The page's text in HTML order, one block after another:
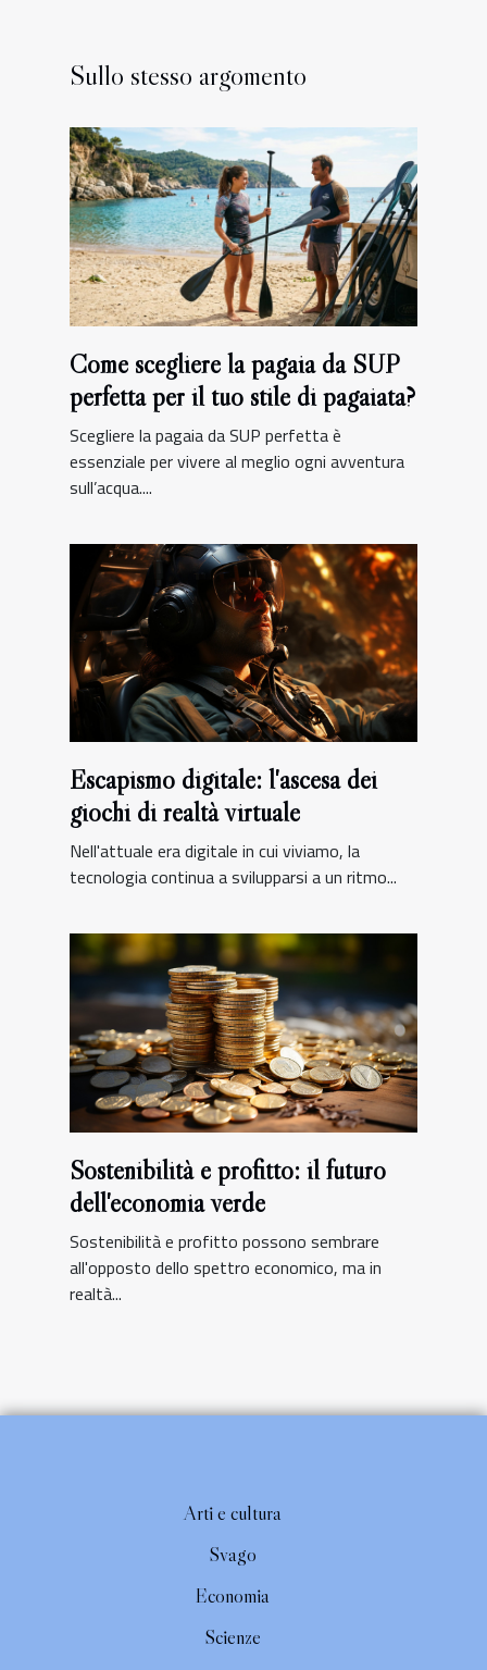
Sullo stesso argomento
Come scegliere la pagaia da SUP
perfetta per il tuo stile di pagaiata?
Scegliere la pagaia da SUP perfetta è
essenziale per vivere al meglio ogni avventura
sull’acqua....
Escapismo digitale: l'ascesa dei
giochi di realtà virtuale
Nell'attuale era digitale in cui viviamo, la
tecnologia continua a svilupparsi a un ritmo...
Sostenibilità e profitto: il futuro
dell'economia verde
Sostenibilità e profitto possono sembrare
all'opposto dello spettro economico, ma in
realtà...
Arti e cultura
Svago
Economia
Scienze